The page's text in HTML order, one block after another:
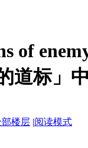
of
道标」
部楼层 |阅读模式